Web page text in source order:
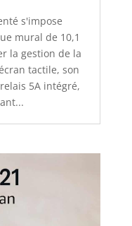
s'impose
mural de 10,1
la gestion de la
tactile, son
5A intégré,